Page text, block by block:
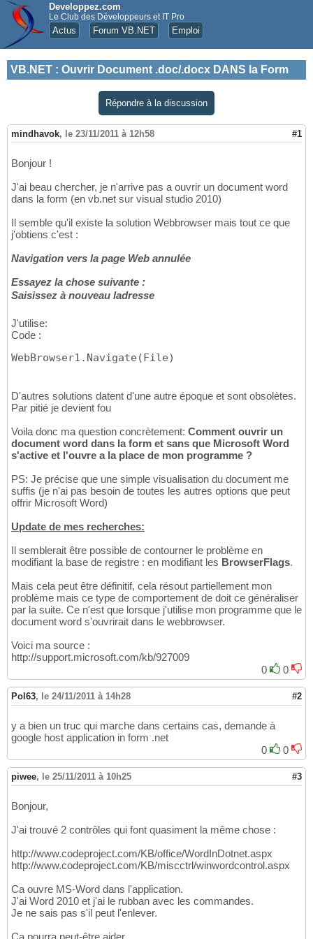
Developpez.com
Le Club des Développeurs et IT Pro
Actus Forum VB.NET Emploi
VB.NET : Ouvrir Document .doc/.docx DANS la Form
Répondre à la discussion
mindhavok, le 23/11/2011 à 12h58 #1
Bonjour !
J'ai beau chercher, je n'arrive pas a ouvrir un document word
dans la form (en vb.net sur visual studio 2010)
Il semble qu'il existe la solution Webbrowser mais tout ce que
j'obtiens c'est :
Navigation vers la page Web annulée
Essayez la chose suivante :
Saisissez à nouveau ladresse
J'utilise:
Code :
WebBrowser1.Navigate ( File)
D'autres solutions datent d'une autre époque et sont obsolètes.
Par pitié je devient fou
Voila donc ma question concrètement: Comment ouvrir un
document word dans la form et sans que Microsoft Word
s'active et l'ouvre a la place de mon programme ?
PS: Je précise que une simple visualisation du document me
suffis (je n'ai pas besoin de toutes les autres options que peut
offrir Microsoft Word)
Update de mes recherches:
Il semblerait être possible de contourner le problème en
modifiant la base de registre : en modifiant les BrowserFlags.
Mais cela peut être définitif, cela résout partiellement mon
problème mais ce type de comportement de doit ce généraliser
par la suite. Ce n'est que lorsque j'utilise mon programme que le
document word s'ouvrirait dans le webbrowser.
Voici ma source :
http://support.microsoft.com/kb/927009
0
0
Pol63, le 24/11/2011 à 14h28 #2
y a bien un truc qui marche dans certains cas, demande à
google host application in form .net
0
0
piwee, le 25/11/2011 à 10h25 #3
Bonjour,
J'ai trouvé 2 contrôles qui font quasiment la même chose :
http://www.codeproject.com/KB/office/WordInDotnet.aspx
http://www.codeproject.com/KB/miscctrl/winwordcontrol.aspx
Ca ouvre MS-Word dans l'application.
J'ai Word 2010 et j'ai le rubban avec les commandes.
Je ne sais pas s'il peut l'enlever.